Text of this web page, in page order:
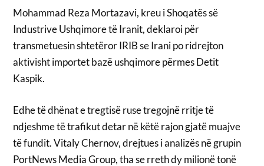
Mohammad Reza Mortazavi, kreu i Shoqatës së
Industrive Ushqimore të Iranit, deklaroi për
transmetuesin shtetëror IRIB se Irani po ridrejton
aktivisht importet bazë ushqimore përmes Detit
Kaspik.
Edhe të dhënat e tregtisë ruse tregojnë rritje të
ndjeshme të trafikut detar në këtë rajon gjatë muajve
të fundit. Vitaly Chernov, drejtues i analizës në grupin
PortNews Media Group, tha se rreth dy milionë tonë